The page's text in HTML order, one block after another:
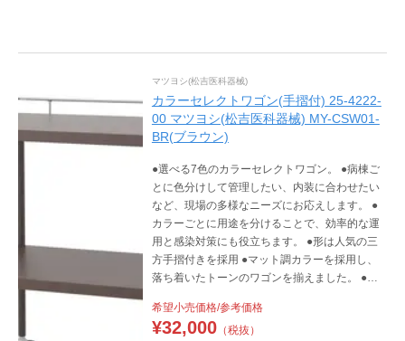
マツヨシ(松吉医科器械)
カラーセレクトワゴン(手摺付) 25-4222-
00 マツヨシ(松吉医科器械) MY-CSW01-
BR(ブラウン)
●選べる7色のカラーセレクトワゴン。 ●病棟ご
とに色分けして管理したい、内装に合わせたい
など、現場の多様なニーズにお応えします。 ●
カラーごとに用途を分けることで、効率的な運
用と感染対策にも役立ちます。 ●形は人気の三
方手摺付きを採用 ●マット調カラーを採用し、
落ち着いたトーンのワゴンを揃えました。 ●床
置いた物品を清潔に保つことができます。 ●静
音性に優れたφ75mm(対角ストッパー付きのキ
希望小売価格/参考価格
¥32,000（税抜）